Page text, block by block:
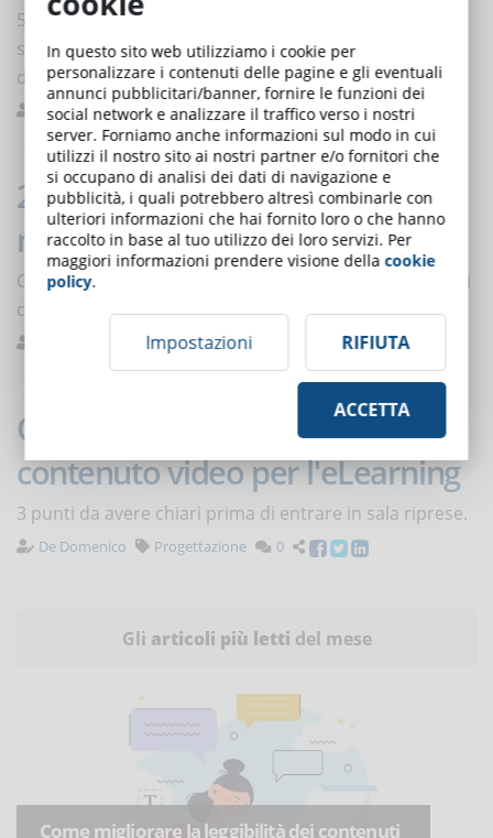
5 consigli per scegliere una piattaforma e-commerce
soddisfacente e massimizzare le entrate provenienti
dai tuoi corsi in eLearning.
De Domenico Piattaforme elearning 0
2013-2018: Come è cambiato il
mondo dell'e-Learning?
Cosa è cambiato nel mondo dell'e-Learning negli ultimi
cinque anni? Molto.
Notizie 0
Come prepararsi a girare un
contenuto video per l'eLearning
3 punti da avere chiari prima di entrare in sala riprese.
De Domenico Progettazione 0
Gli articoli più letti del mese
Come migliorare la leggibilità dei contenuti
In questo sito web utilizziamo i cookie per
personalizzare i contenuti delle pagine e gli eventuali
annunci pubblicitari/banner, fornire le funzioni dei
social network e analizzare il traffico verso i nostri
server. Forniamo anche informazioni sul modo in cui
utilizzi il nostro sito ai nostri partner e/o fornitori che
si occupano di analisi dei dati di navigazione e
pubblicità, i quali potrebbero altresì combinarle con
ulteriori informazioni che hai fornito loro o che hanno
raccolto in base al tuo utilizzo dei loro servizi. Per
maggiori informazioni prendere visione dellacookie
policy.
Impostazioni RIFIUTA
ACCETTA